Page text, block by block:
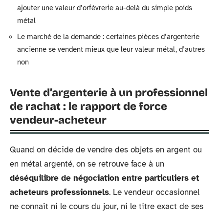
ajouter une valeur d’orfèvrerie au-delà du simple poids
métal
Le marché de la demande : certaines pièces d’argenterie
ancienne se vendent mieux que leur valeur métal, d’autres
non
Vente d’argenterie à un professionnel
de rachat : le rapport de force
vendeur-acheteur
Quand on décide de vendre des objets en argent ou
en métal argenté, on se retrouve face à un
déséquilibre de négociation entre particuliers et
acheteurs professionnels. Le vendeur occasionnel
ne connaît ni le cours du jour, ni le titre exact de ses